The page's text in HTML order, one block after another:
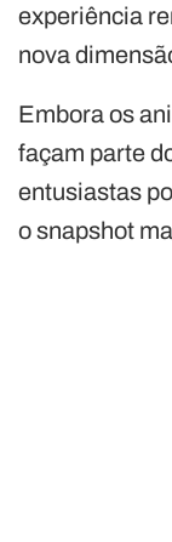
experiência
nova
Embora os
façam parte
entusiastas
o snapshot